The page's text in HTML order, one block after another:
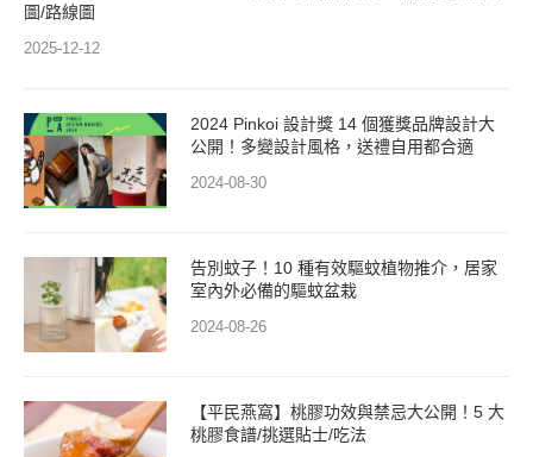
圖/路線圖
2025-12-12
2024 Pinkoi 設計獎 14 個獲獎品牌設計大
公開！多變設計風格，送禮自用都合適
2024-08-30
告別蚊子！10 種有效驅蚊植物推介，居家
室內外必備的驅蚊盆栽
2024-08-26
【平民燕窩】桃膠功效與禁忌大公開！5 大
桃膠食譜/挑選貼士/吃法